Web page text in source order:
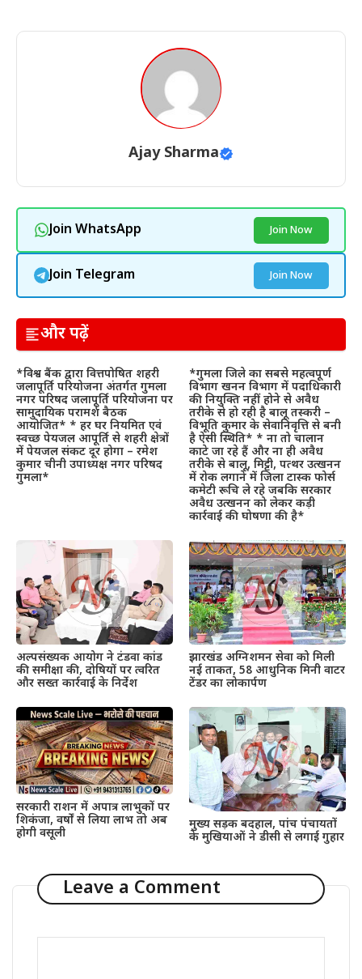
Ajay Sharma
Join WhatsApp Join Now
Join Telegram Join Now
और पढ़ें
*विश्व बैंक द्वारा वित्तपोषित शहरी
जलापूर्ति परियोजना अंतर्गत गुमला
नगर परिषद जलापूर्ति परियोजना पर
सामुदायिक परामर्श बैठक
आयोजित* * हर घर नियमित एवं
स्वच्छ पेयजल आपूर्ति से शहरी क्षेत्रों
में पेयजल संकट दूर होगा – रमेश
कुमार चीनी उपाध्यक्ष नगर परिषद
गुमला*
*गुमला जिले का सबसे महत्वपूर्ण
विभाग खनन विभाग में पदाधिकारी
की नियुक्ति नहीं होने से अवैध
तरीके से हो रही है बालू तस्करी –
विभूति कुमार के सेवानिवृत्ति से बनी
है ऐसी स्थिति* * ना तो चालान
काटे जा रहे हैं और ना ही अवैध
तरीके से बालू, मिट्टी, पत्थर उत्खनन
में रोक लगाने में जिला टास्क फोर्स
कमेटी रूचि ले रहे जबकि सरकार
अवैध उत्खनन को लेकर कड़ी
कार्रवाई की घोषणा की है*
अल्पसंख्यक आयोग ने टंडवा कांड
की समीक्षा की, दोषियों पर त्वरित
और सख्त कार्रवाई के निर्देश
झारखंड अग्निशमन सेवा को मिली
नई ताकत, 58 आधुनिक मिनी वाटर
टेंडर का लोकार्पण
सरकारी राशन में अपात्र लाभुकों पर
शिकंजा, वर्षों से लिया लाभ तो अब
होगी वसूली
मुख्य सड़क बदहाल, पांच पंचायतों
के मुखियाओं ने डीसी से लगाई गुहार
Leave a Comment